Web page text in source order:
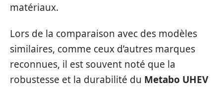
matériaux.
Lors de la comparaison avec des modèles
similaires, comme ceux d’autres marques
reconnues, il est souvent noté que la
robustesse et la durabilité du Metabo UHEV